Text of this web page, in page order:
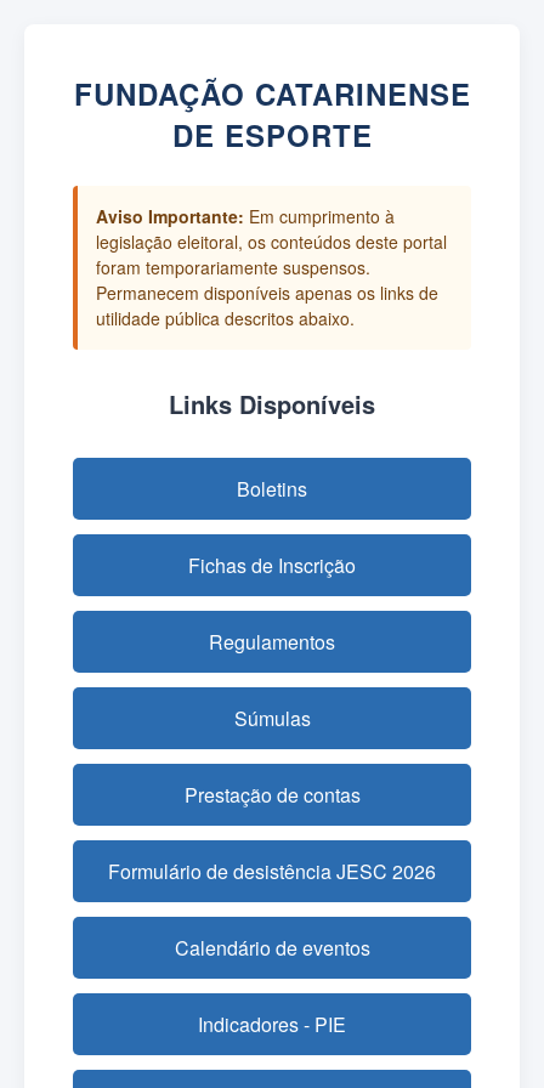
FUNDAÇÃO CATARINENSE
DE ESPORTE
Aviso Importante: Em cumprimento à
legislação eleitoral, os conteúdos deste portal
foram temporariamente suspensos.
Permanecem disponíveis apenas os links de
utilidade pública descritos abaixo.
Links Disponíveis
Boletins
Fichas de Inscrição
Regulamentos
Súmulas
Prestação de contas
Formulário de desistência JESC 2026
Calendário de eventos
Indicadores - PIE